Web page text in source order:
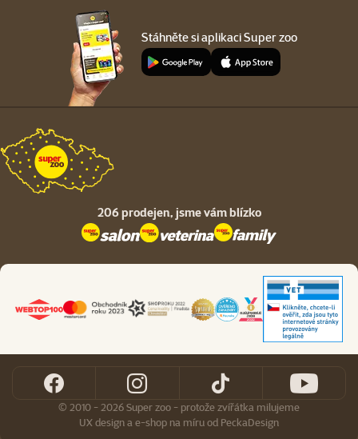
Stáhněte si aplikaci Super zoo
206 prodejen, jsme vám blízko
© 2010 - 2026 Super zoo - protože zvířátka milujeme
UX designae-shop na míruod PeckaDesign